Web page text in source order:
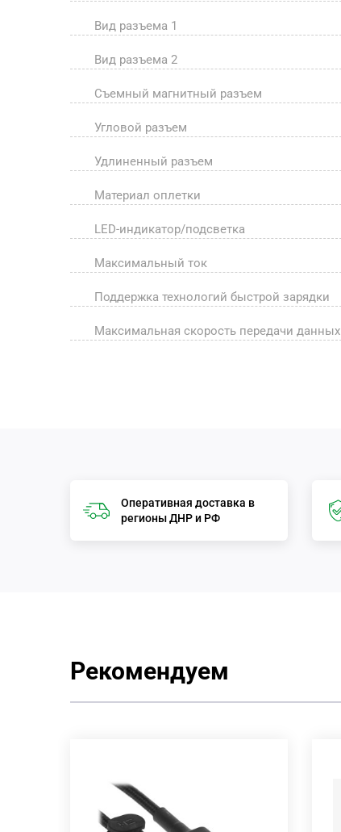
Вид разъема 1
Вид разъема 2
Съемный магнитный разъем
Угловой разъем
Удлиненный разъем
Материал оплетки
LED-индикатор/подсветка
Максимальный ток
Поддержка технологий быстрой зарядки
Максимальная скорость передачи данных
Оперативная доставка в
регионы ДНР и РФ
Рекомендуем